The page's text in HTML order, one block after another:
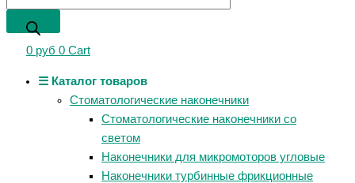
0 руб 0 Cart
☰ Каталог товаров
Стоматологические наконечники
Стоматологические наконечники со
светом
Наконечники для микромоторов угловые
Наконечники турбинные фрикционные